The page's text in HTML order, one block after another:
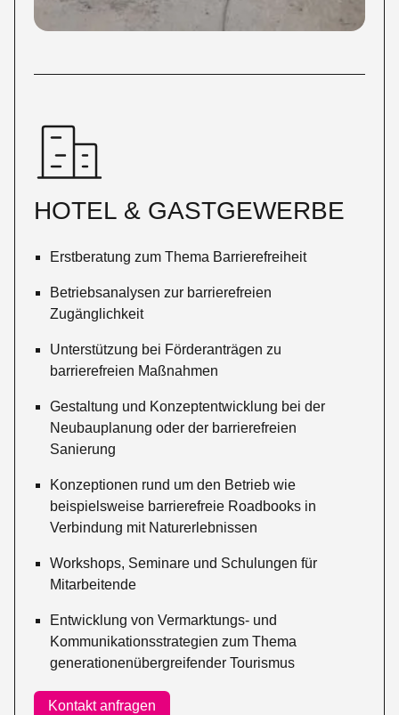
HOTEL & GASTGEWERBE
Erstberatung zum Thema Barrierefreiheit
Betriebsanalysen zur barrierefreien
Zugänglichkeit
Unterstützung bei Förderanträgen zu
barrierefreien Maßnahmen
Gestaltung und Konzeptentwicklung bei der
Neubauplanung oder der barrierefreien
Sanierung
Konzeptionen rund um den Betrieb wie
beispielsweise barrierefreie Roadbooks in
Verbindung mit Naturerlebnissen
Workshops, Seminare und Schulungen für
Mitarbeitende
Entwicklung von Vermarktungs- und
Kommunikationsstrategien zum Thema
generationenübergreifender Tourismus
Kontakt anfragen